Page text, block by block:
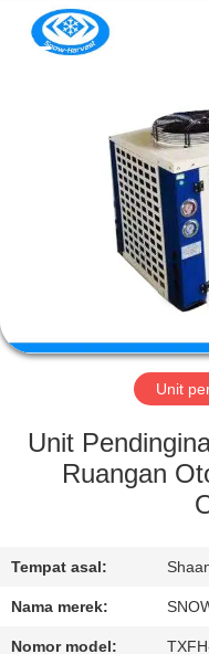
PRODUK
TENTANG
TUR
KONTROL
HUBUNGI
KAMI
Refrigeration
Engineering
Unit
Unit
Ruangan
Tempat asal:
Nama merek:
Nomor model: